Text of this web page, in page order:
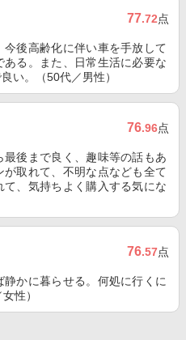
77.72点
後高齢化に伴い車を手放して
る。また、日常生活に必要な
い。（50代／男性）
76.96点
後まで良く、趣味等の話もあ
取れて、不明な点なども全て
、気持ちよく購入する気にな
76.57点
かに暮らせる。何処に行くに
性）